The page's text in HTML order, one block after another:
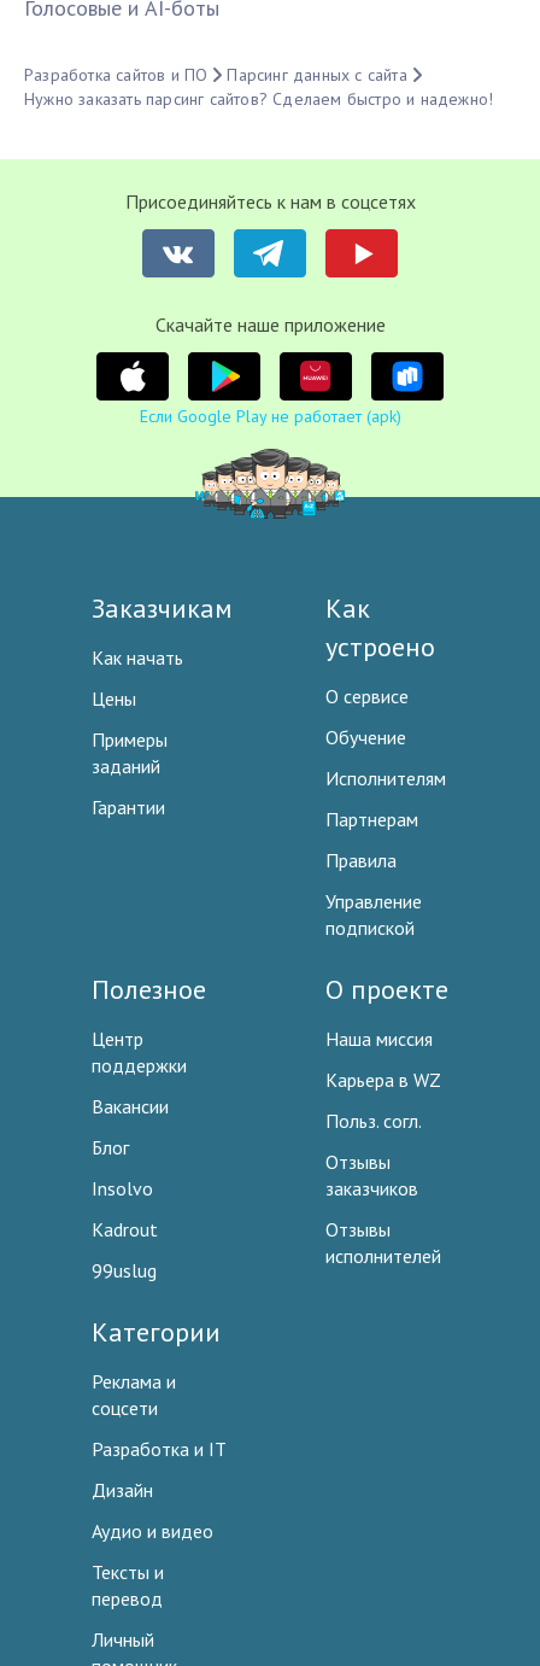
Голосовые и AI-боты
Разработка сайтов и ПО
Парсинг данных с сайта
Нужно заказать парсинг сайтов? Сделаем быстро и надежно!
Присоединяйтесь к нам в соцсетях
Cкачайте наше приложение
Если Google Play не работает (apk)
Заказчикам
Как начать
Цены
Примеры
заданий
Гарантии
Как
устроено
О сервисе
Обучение
Исполнителям
Партнерам
Правила
Управление
подпиской
Полезное
Центр
поддержки
Вакансии
Блог
Insolvo
Kadrout
99uslug
О проекте
Наша миссия
Карьера в WZ
Польз. согл.
Отзывы
заказчиков
Отзывы
исполнителей
Категории
Реклама и
соцсети
Разработка и IT
Дизайн
Аудио и видео
Тексты и
перевод
Личный